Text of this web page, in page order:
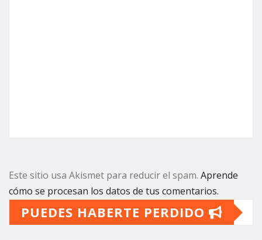
Este sitio usa Akismet para reducir el spam. Aprende
cómo se procesan los datos de tus comentarios.
PUEDES HABERTE PERDIDO